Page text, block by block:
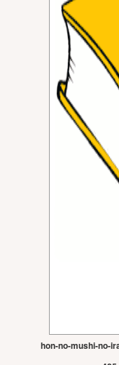
hon-no-mushi-no-